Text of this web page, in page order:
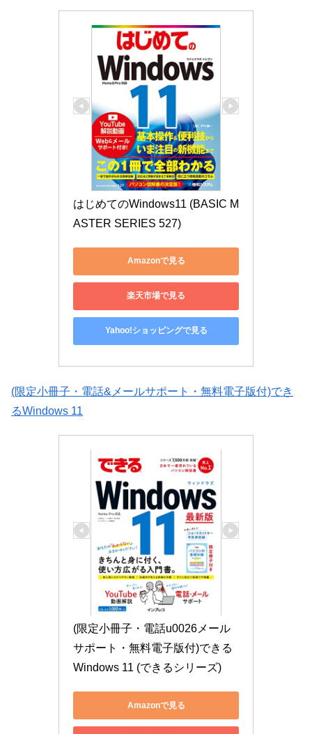
はじめてのWindows11 (BASIC M
ASTER SERIES 527)
Amazonで見る
楽天市場で見る
Yahoo!ショッピングで見る
(限定小冊子・電話&メールサポート・無料電子版付)でき
るWindows 11
(限定小冊子・電話u0026メール
サポート・無料電子版付)できる
Windows 11 (できるシリーズ)
Amazonで見る